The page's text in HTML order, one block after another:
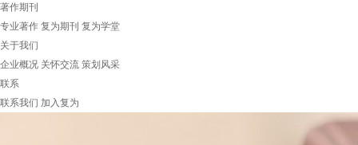
著作期刊
专业著作 复为期刊 复为学堂
关于我们
企业概况 关怀交流 策划风采
联系
联系我们 加入复为